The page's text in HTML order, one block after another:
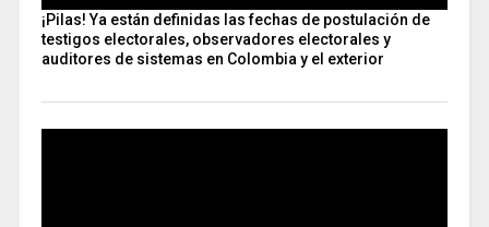
¡Pilas! Ya están definidas las fechas de postulación de
testigos electorales, observadores electorales y
auditores de sistemas en Colombia y el exterior